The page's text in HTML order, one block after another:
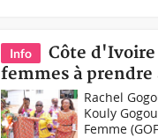
Info
Côte d'Ivoire
femmes à prendre
Rachel
Kouly
Femme